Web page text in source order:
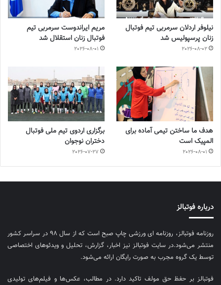
نیلوفر اردلان سرمربی تیم فوتبال
زنان پرسپولیس شد
2026-08-02
مریم ایراندوست سرمربی تیم
فوتبال زنان استقلال شد
2026-08-01
هدف ما ساختن تیمی آماده برای
المپیک است
2026-08-01
برگزاری اردوی تیم ملی فوتبال
دختران نوجوان
2026-07-27
درباره فوتبالز
روزنامه فوتبالز، روزنامه ای ورزشی چاپ صبح است که از سال ۹۸ در سراسر کشور
منتشر می‌شود.در سایت فوتبالز نیز اخبار، گزارش، تحلیل و ویدئوهای اختصاصی
توسط یک گروه مجرب به صورت رایگان ارائه می‌شود.
فوتبالز بر حفظ حق مولف تاکید دارد. در مطالب، عکس‌ها و فیلم‌های تولیدی